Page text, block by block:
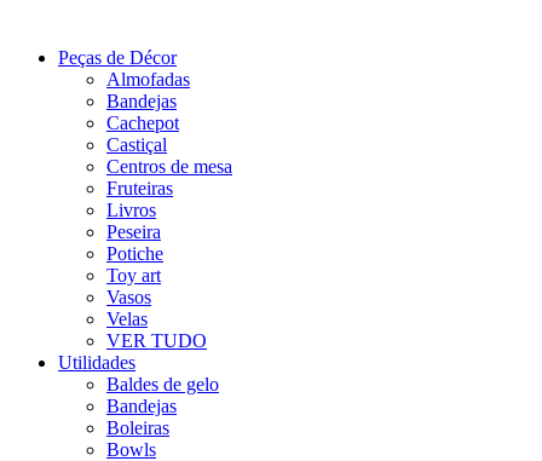
Peças de Décor
Almofadas
Bandejas
Cachepot
Castiçal
Centros de mesa
Fruteiras
Livros
Peseira
Potiche
Toy art
Vasos
Velas
VER TUDO
Utilidades
Baldes de gelo
Bandejas
Boleiras
Bowls